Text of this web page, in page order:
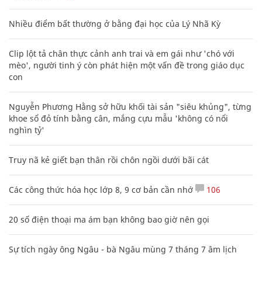
Nhiều điểm bất thường ở bằng đại học của Lý Nhã Kỳ
Clip lột tả chân thực cảnh anh trai và em gái như 'chó với
mèo', người tinh ý còn phát hiện một vấn đề trong giáo dục
con
Nguyễn Phương Hằng sở hữu khối tài sản "siêu khủng", từng
khoe sổ đỏ tính bằng cân, mắng cựu mẫu 'không có nổi
nghìn tỷ'
Truy nã kẻ giết bạn thân rồi chôn ngồi dưới bãi cát
Các công thức hóa học lớp 8, 9 cơ bản cần nhớ 106
20 số điện thoại ma ám bạn không bao giờ nên gọi
Sự tích ngày ông Ngâu - bà Ngâu mùng 7 tháng 7 âm lịch